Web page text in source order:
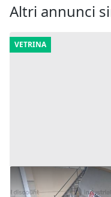
Altri annunci
VETRINA
1#10165 Macchine
Bianchi e